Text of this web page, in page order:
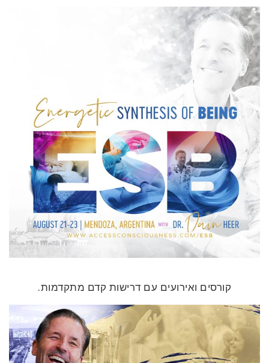
קורסים ואירועים עם דרישות קדם מתקדמות.